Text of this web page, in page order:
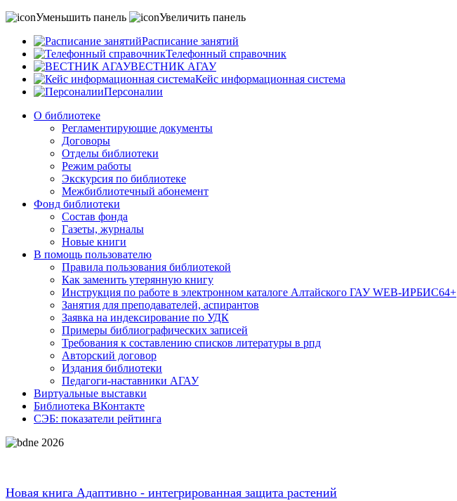
Уменьшить панель
Увеличить панель
Расписание занятий
Телефонный справочник
ВЕСТНИК АГАУ
Кейс информационная система
Персоналии
О библиотеке
Регламентирующие документы
Договоры
Отделы библиотеки
Режим работы
Экскурсия по библиотеке
Межбиблиотечный абонемент
Фонд библиотеки
Состав фонда
Газеты, журналы
Новые книги
В помощь пользователю
Правила пользования библиотекой
Как заменить утерянную книгу
Инструкция по работе в электронном каталоге Алтайского ГАУ WEB-ИРБИС64+
Занятия для преподавателей, аспирантов
Заявка на индексирование по УДК
Примеры библиографических записей
Требования к составлению списков литературы в рпд
Авторский договор
Издания библиотеки
Педагоги-наставники АГАУ
Виртуальные выставки
Библиотека ВКонтакте
СЭБ: показатели рейтинга
Новая книга Адаптивно - интегрированная защита растений